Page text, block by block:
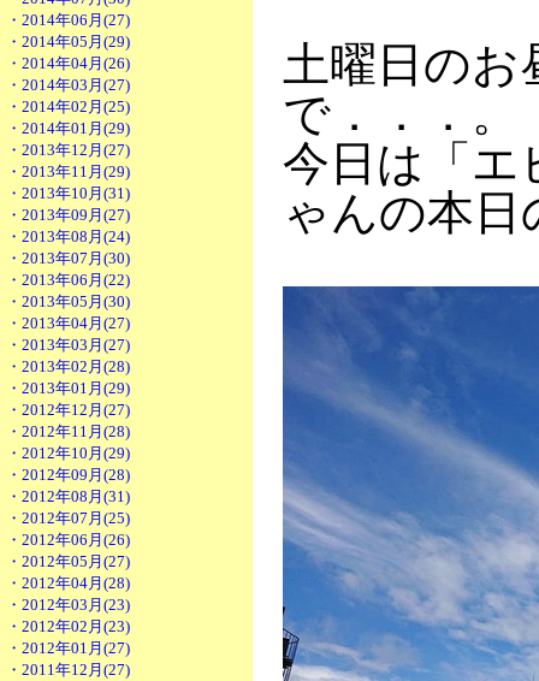
・2014年06月(27)
・2014年05月(29)
・2014年04月(26)
・2014年03月(27)
・2014年02月(25)
・2014年01月(29)
・2013年12月(27)
・2013年11月(29)
・2013年10月(31)
・2013年09月(27)
・2013年08月(24)
・2013年07月(30)
・2013年06月(22)
・2013年05月(30)
・2013年04月(27)
・2013年03月(27)
・2013年02月(28)
・2013年01月(29)
・2012年12月(27)
・2012年11月(28)
・2012年10月(29)
・2012年09月(28)
・2012年08月(31)
・2012年07月(25)
・2012年06月(26)
・2012年05月(27)
・2012年04月(28)
・2012年03月(23)
・2012年02月(23)
・2012年01月(27)
・2011年12月(27)
土曜日の
で．．．。
今日は「エ
ゃんの本